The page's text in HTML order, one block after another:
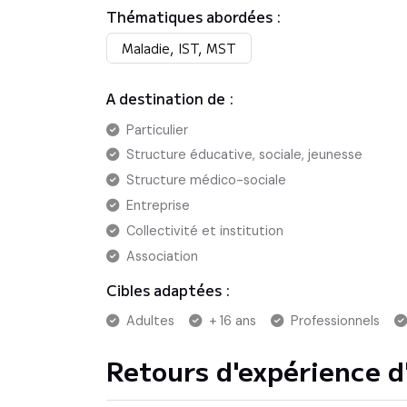
Thématiques abordées :
Maladie, IST, MST
A destination de :
Particulier
Structure éducative, sociale, jeunesse
Structure médico-sociale
Entreprise
Collectivité et institution
Association
Cibles adaptées :
Adultes + 16 ans Professionnels
Retours d'expérience